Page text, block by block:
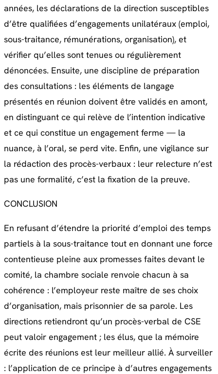
années, les déclarations de la direction susceptibles
d’être qualifiées d’engagements unilatéraux (emploi,
sous-traitance, rémunérations, organisation), et
vérifier qu’elles sont tenues ou régulièrement
dénoncées. Ensuite, une discipline de préparation
des consultations : les éléments de langage
présentés en réunion doivent être validés en amont,
en distinguant ce qui relève de l’intention indicative
et ce qui constitue un engagement ferme — la
nuance, à l’oral, se perd vite. Enfin, une vigilance sur
la rédaction des procès-verbaux : leur relecture n’est
pas une formalité, c’est la fixation de la preuve.
CONCLUSION
En refusant d’étendre la priorité d’emploi des temps
partiels à la sous-traitance tout en donnant une force
contentieuse pleine aux promesses faites devant le
comité, la chambre sociale renvoie chacun à sa
cohérence : l’employeur reste maître de ses choix
d’organisation, mais prisonnier de sa parole. Les
directions retiendront qu’un procès-verbal de CSE
peut valoir engagement ; les élus, que la mémoire
écrite des réunions est leur meilleur allié. À surveiller
: l’application de ce principe à d’autres engagements